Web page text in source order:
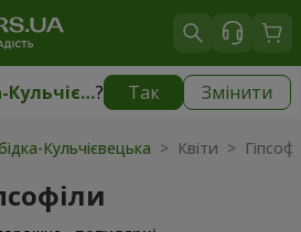
Слобідка-Кульчієвецька? Так Змінити
Кульчієвецька|безкоштовно
Кульчієвецька > Квіти >